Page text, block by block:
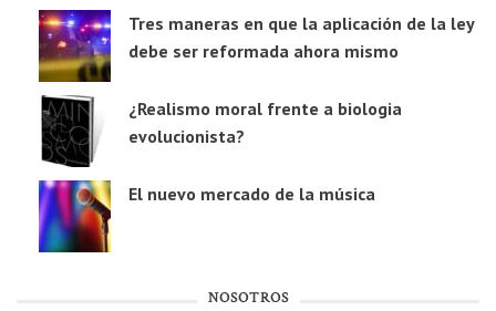
Tres maneras en que la aplicación de la ley
debe ser reformada ahora mismo
¿Realismo moral frente a biologia
evolucionista?
El nuevo mercado de la música
NOSOTROS